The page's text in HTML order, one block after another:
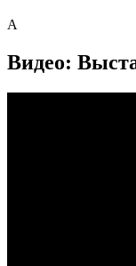
А
Видео: